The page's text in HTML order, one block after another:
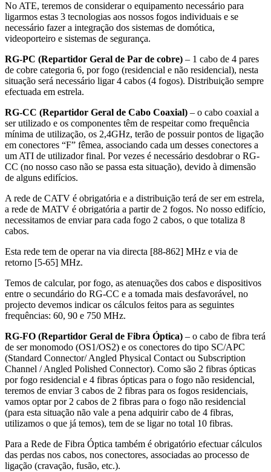
No ATE, teremos de considerar o equipamento necessário para
ligarmos estas 3 tecnologias aos nossos fogos individuais e se
necessário fazer a integração dos sistemas de domótica,
videoporteiro e sistemas de segurança.
RG-PC (Repartidor Geral de Par de cobre) – 1 cabo de 4 pares
de cobre categoria 6, por fogo (residencial e não residencial), nesta
situação será necessário ligar 4 cabos (4 fogos). Distribuição sempre
efectuada em estrela.
RG-CC (Repartidor Geral de Cabo Coaxial) – o cabo coaxial a
ser utilizado e os componentes têm de respeitar como frequência
mínima de utilização, os 2,4GHz, terão de possuir pontos de ligação
em conectores “F” fêmea, associando cada um desses conectores a
um ATI de utilizador final. Por vezes é necessário desdobrar o RG-
CC (no nosso caso não se passa esta situação), devido à dimensão
de alguns edifícios.
A rede de CATV é obrigatória e a distribuição terá de ser em estrela,
a rede de MATV é obrigatória a partir de 2 fogos. No nosso edifício,
necessitamos de enviar para cada fogo 2 cabos, o que totaliza 8
cabos.
Esta rede tem de operar na via directa [88-862] MHz e via de
retorno [5-65] MHz.
Temos de calcular, por fogo, as atenuações dos cabos e dispositivos
entre o secundário do RG-CC e a tomada mais desfavorável, no
projecto devemos indicar os cálculos feitos para as seguintes
frequências: 60, 90 e 750 MHz.
RG-FO (Repartidor Geral de Fibra Óptica) – o cabo de fibra terá
de ser monomodo (OS1/OS2) e os conectores do tipo SC/APC
(Standard Connector/ Angled Physical Contact ou Subscription
Channel / Angled Polished Connector). Como são 2 fibras ópticas
por fogo residencial e 4 fibras ópticas para o fogo não residencial,
teremos de enviar 3 cabos de 2 fibras para os fogos residenciais,
vamos optar por 2 cabos de 2 fibras para o fogo não residencial
(para esta situação não vale a pena adquirir cabo de 4 fibras,
utilizamos o que já temos), tem de se ligar no total 10 fibras.
Para a Rede de Fibra Óptica também é obrigatório efectuar cálculos
das perdas nos cabos, nos conectores, associadas ao processo de
ligação (cravação, fusão, etc.).